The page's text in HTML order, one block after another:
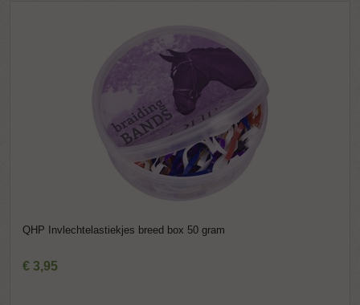
QHP Invlechtelastiekjes breed box 50 gram
€ 3,95